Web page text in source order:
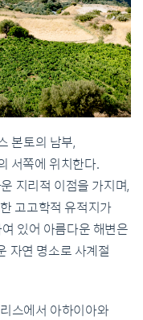
본토의 남부,
서쪽에 위치한다.
지리적 이점을 가지며,
고고학적 유적지가
있어 아름다운 해변은
자연 명소로 사계절
스에서 아하이아와